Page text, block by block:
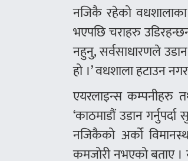
नजिकै रहेको
भएपछि चराहरु
नहुनु, सर्वसाधारणले
हो ।’ वधशाला हटाउन
एयरलाइन्स कम्पनीहरु
‘काठमाडौं उडान
नजिकैको अर्को
कमजोरी नभएको बताए ।